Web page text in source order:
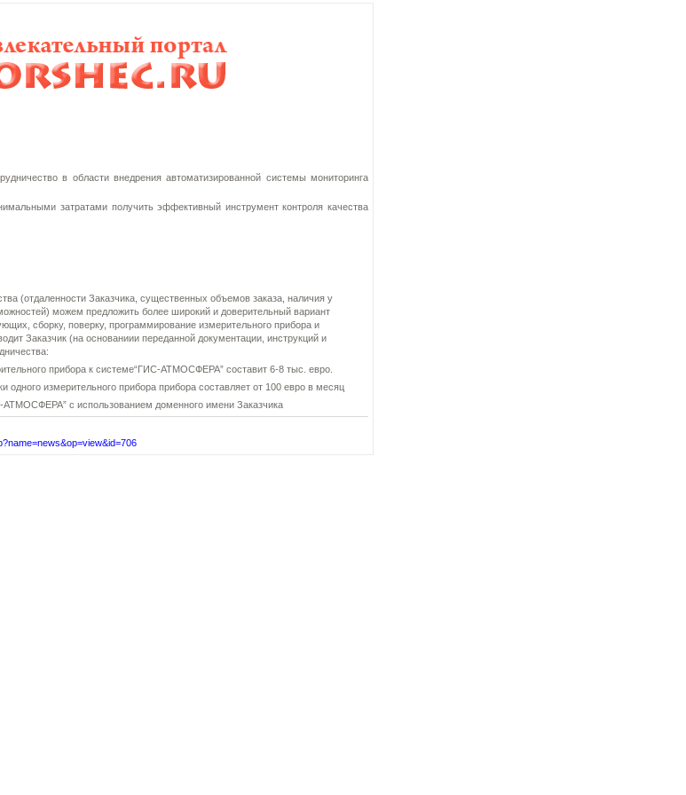
в области внедрения автоматизированной системы мониторинга
затратами получить эффективный инструмент контроля качества
(отдаленности Заказчика, существенных объемов заказа, наличия у
можем предложить более широкий и доверительный вариант
сборку, поверку, программирование измерительного прибора и
Заказчик (на основаниии переданной документации, инструкций и
прибора к системе“ГИС-АТМОСФЕРА” составит 6-8 тыс. евро.
одного измерительного прибора прибора составляет от 100 евро в месяц
с использованием доменного имени Заказчика